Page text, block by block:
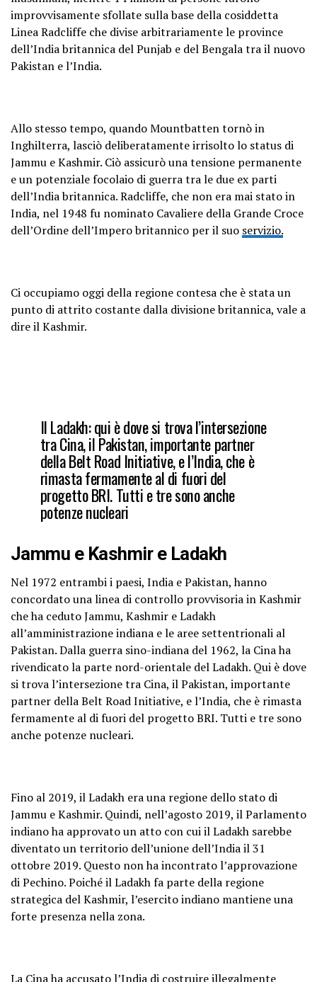
improvvisamente sfollate sulla base della cosiddetta
Linea Radcliffe che divise arbitrariamente le province
dell’India britannica del Punjab e del Bengala tra il nuovo
Pakistan e l’India.
Allo stesso tempo, quando Mountbatten tornò in
Inghilterra, lasciò deliberatamente irrisolto lo status di
Jammu e Kashmir. Ciò assicurò una tensione permanente
e un potenziale focolaio di guerra tra le due ex parti
dell’India britannica. Radcliffe, che non era mai stato in
India, nel 1948 fu nominato Cavaliere della Grande Croce
dell’Ordine dell’Impero britannico per il suo servizio.
Ci occupiamo oggi della regione contesa che è stata un
punto di attrito costante dalla divisione britannica, vale a
dire il Kashmir.
Il Ladakh: qui è dove si trova l’intersezione
tra Cina, il Pakistan, importante partner
della Belt Road Initiative, e l’India, che è
rimasta fermamente al di fuori del
progetto BRI. Tutti e tre sono anche
potenze nucleari
Jammu e Kashmir e Ladakh
Nel 1972 entrambi i paesi, India e Pakistan, hanno
concordato una linea di controllo provvisoria in Kashmir
che ha ceduto Jammu, Kashmir e Ladakh
all’amministrazione indiana e le aree settentrionali al
Pakistan. Dalla guerra sino-indiana del 1962, la Cina ha
rivendicato la parte nord-orientale del Ladakh. Qui è dove
si trova l’intersezione tra Cina, il Pakistan, importante
partner della Belt Road Initiative, e l’India, che è rimasta
fermamente al di fuori del progetto BRI. Tutti e tre sono
anche potenze nucleari.
Fino al 2019, il Ladakh era una regione dello stato di
Jammu e Kashmir. Quindi, nell’agosto 2019, il Parlamento
indiano ha approvato un atto con cui il Ladakh sarebbe
diventato un territorio dell’unione dell’India il 31
ottobre 2019. Questo non ha incontrato l’approvazione
di Pechino. Poiché il Ladakh fa parte della regione
strategica del Kashmir, l’esercito indiano mantiene una
forte presenza nella zona.
La Cina ha accusato l’India di costruire illegalmente